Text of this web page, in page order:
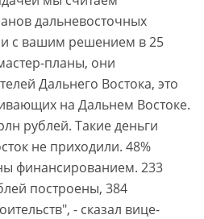
дальневосточных
с вашим решением в 25
планы, они
Дальнего Востока, это
на Дальнем Востоке.
рублей. Такие деньги
не приходили. 48%
финансированием. 233
построены, 384
- сказал вице-